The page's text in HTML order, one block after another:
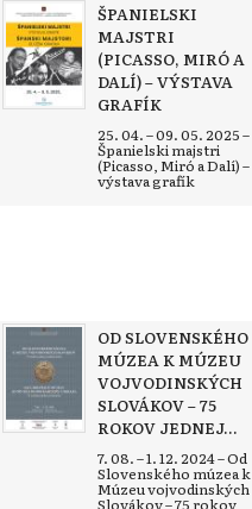
ŠPANIELSKI
MAJSTRI
(PICASSO, MIRÓ A
DALÍ) – VÝSTAVA
GRAFÍK
25. 04. – 09. 05. 2025 –
Španielski majstri
(Picasso, Miró a Dalí) –
výstava grafík
OD SLOVENSKÉHO
MÚZEA K MÚZEU
VOJVODINSKÝCH
SLOVÁKOV – 75
ROKOV JEDNEJ...
7. 08. – 1. 12. 2024 – Od
Slovenského múzea k
Múzeu vojvodinských
Slovákov – 75 rokov